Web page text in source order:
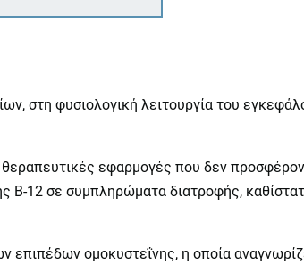
στη φυσιολογική λειτουργία του
εφαρμογές που δεν
Β-12 σε συμπληρώματα διατροφής,
επιπέδων ομοκυστεΐνης, η οποία